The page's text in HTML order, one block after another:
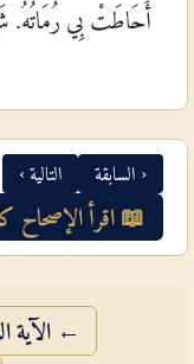
أَحَاطَتْ بِي رُمَاتُهُ.
‹ السابقة التالية ›
📖 اقرأ الإصحاح
← الآية